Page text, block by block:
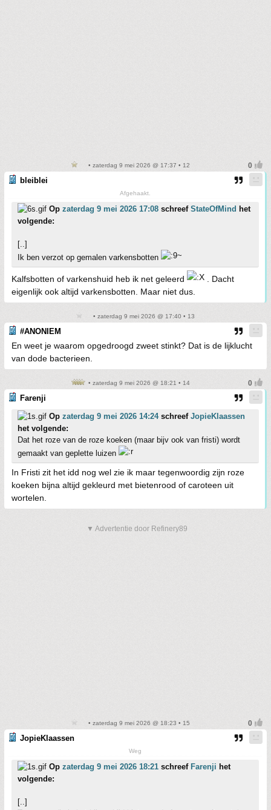
• zaterdag 9 mei 2026 @ 17:37 • 12
bleiblei
Afgehaakt.
Op zaterdag 9 mei 2026 17:08 schreef StateOfMind het
volgende:
[..]
Ik ben verzot op gemalen varkensbotten
Kalfsbotten of varkenshuid heb ik net geleerd
. Dacht
eigenlijk ook altijd varkensbotten. Maar niet dus.
• zaterdag 9 mei 2026 @ 17:40 • 13
#ANONIEM
En weet je waarom opgedroogd zweet stinkt? Dat is de lijklucht
van dode bacterieen.
• zaterdag 9 mei 2026 @ 18:21 • 14
Farenji
Op zaterdag 9 mei 2026 14:24schreef JopieKlaassen
het volgende:
Dat het roze van de roze koeken (maar bijv ook van fristi) wordt
gemaakt van geplette luizen
In Fristi zit het idd nog wel zie ik maar tegenwoordig zijn roze
koeken bijna altijd gekleurd met bietenrood of caroteen uit
wortelen.
▼ Advertentie door Refinery89
• zaterdag 9 mei 2026 @ 18:23 • 15
JopieKlaassen
Weg
Op zaterdag 9 mei 2026 18:21 schreef Farenji het
volgende:
[..]